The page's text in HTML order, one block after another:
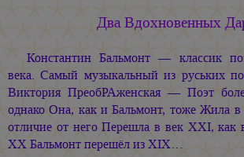
Два Вдохновенных
Константин Бальмонт — классик
века. Самый музыкальный из руських
Виктория ПреобРАженская — Поэт
однако Она, как и Бальмонт, тоже Жила в
отличие от него Перешла в век XXI, как
XX Бальмонт перешёл из XIX…